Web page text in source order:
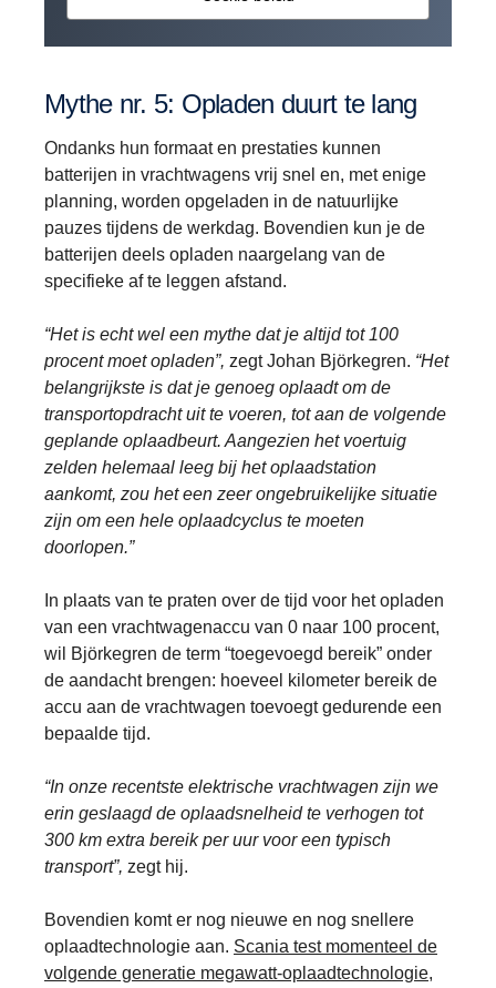
Mythe nr. 5: Opladen duurt te lang
Ondanks hun formaat en prestaties kunnen
batterijen in vrachtwagens vrij snel en, met enige
planning, worden opgeladen in de natuurlijke
pauzes tijdens de werkdag. Bovendien kun je de
batterijen deels opladen naargelang van de
specifieke af te leggen afstand.
“Het is echt wel een mythe dat je altijd tot 100
procent moet opladen”, zegt Johan Björkegren. “Het
belangrijkste is dat je genoeg oplaadt om de
transportopdracht uit te voeren, tot aan de volgende
geplande oplaadbeurt. Aangezien het voertuig
zelden helemaal leeg bij het oplaadstation
aankomt, zou het een zeer ongebruikelijke situatie
zijn om een hele oplaadcyclus te moeten
doorlopen.”
In plaats van te praten over de tijd voor het opladen
van een vrachtwagenaccu van 0 naar 100 procent,
wil Björkegren de term “toegevoegd bereik” onder
de aandacht brengen: hoeveel kilometer bereik de
accu aan de vrachtwagen toevoegt gedurende een
bepaalde tijd.
“In onze recentste elektrische vrachtwagen zijn we
erin geslaagd de oplaadsnelheid te verhogen tot
300 km extra bereik per uur voor een typisch
transport”, zegt hij.
Bovendien komt er nog nieuwe en nog snellere
oplaadtechnologie aan. Scania test momenteel de
volgende generatie megawatt-oplaadtechnologie,